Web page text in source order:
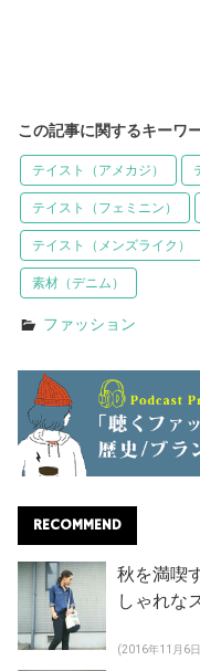
この記事に関するキーワ
テイスト（アメカジ）
テイスト（フェミニン）
テイスト（メンズライク）
素材（デニム）
ファッション
RECOMMEND
秋を満喫
しゃれな
(2016年11月6